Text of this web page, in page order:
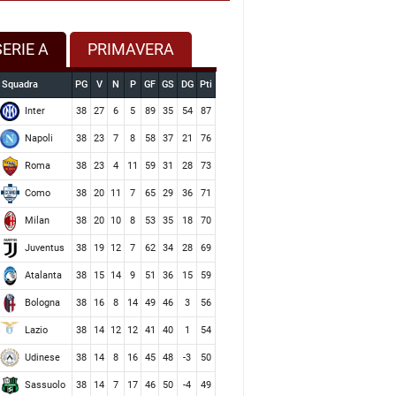
A PRIMAVERA
Squadra PG V N P GF GS DG Pti
Inter 38 27 6 5 89 35 54 87
Napoli 38 23 7 8 58 37 21 76
Roma 38 23 4 11 59 31 28 73
Como 38 20 11 7 65 29 36 71
Milan 38 20 10 8 53 35 18 70
Juventus 38 19 12 7 62 34 28 69
Atalanta 38 15 14 9 51 36 15 59
Bologna 38 16 8 14 49 46 3 56
Lazio 38 14 12 12 41 40 1 54
Udinese 38 14 8 16 45 48 -3 50
Sassuolo 38 14 7 17 46 50 -4 49